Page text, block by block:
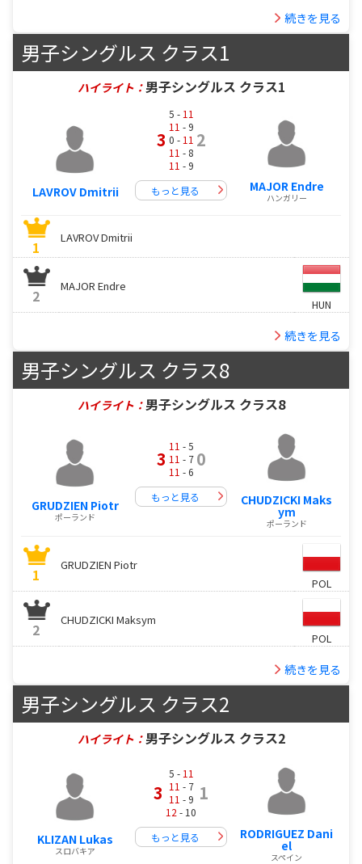
続きを見る
男子シングルス クラス1
ハイライト： 男子シングルス クラス1
LAVROV Dmitrii
3
5 - 11
11 - 9
0 - 11
11 - 8
11 - 9
2
もっと見る MAJOR Endre
ハンガリー
1
LAVROV Dmitrii
2
MAJOR Endre
HUN
続きを見る
男子シングルス クラス8
ハイライト： 男子シングルス クラス8
GRUDZIEN Piotr
ポーランド
3
11 - 5
11 - 7
11 - 6
0
もっと見る CHUDZICKI Maks
ym
ポーランド
1
GRUDZIEN Piotr
POL
2
CHUDZICKI Maksym
POL
続きを見る
男子シングルス クラス2
ハイライト： 男子シングルス クラス2
KLIZAN Lukas
スロバキア
3
5 - 11
11 - 7
11 - 9
12 - 10
1
もっと見る RODRIGUEZ Dani
el
スペイン